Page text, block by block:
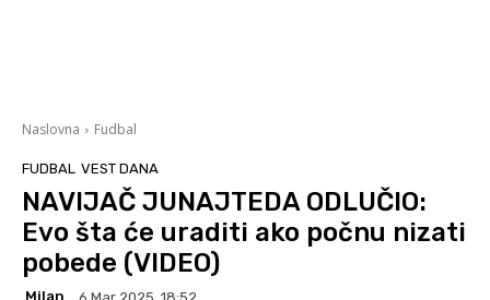
Naslovna Fudbal
FUDBAL VEST DANA
NAVIJAČ JUNAJTEDA ODLUČIO:
Evo šta će uraditi ako počnu nizati
pobede (VIDEO)
Milan